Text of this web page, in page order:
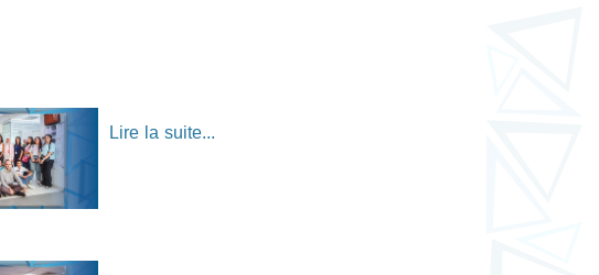
Lire la suite...